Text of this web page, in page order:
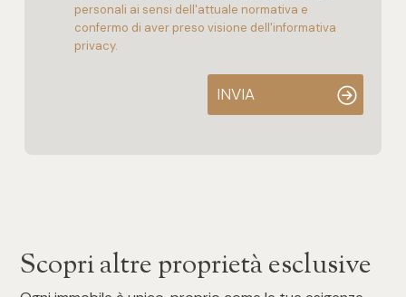
personali ai sensi dell'attuale normativa e
confermo di aver preso visione dell'informativa
privacy.
INVIA
Scopri altre proprietà esclusive